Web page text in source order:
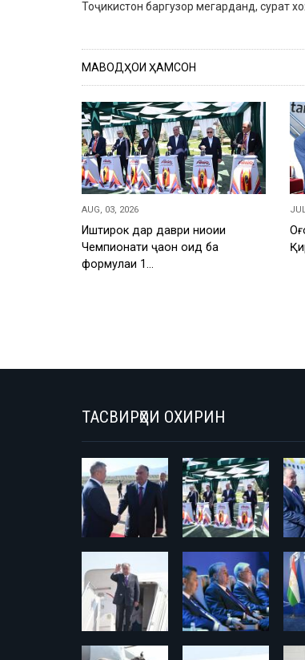
Тоҷикистон баргузор мегарданд, сурат
МАВОДҲОИ ҲАМСОН
AUG, 03, 2026
Иштирок дар даври ниҳоии
Чемпионати ҷаҳон оид ба
формулаи 1…
ТАСВИРҲОИ ОХИРИН